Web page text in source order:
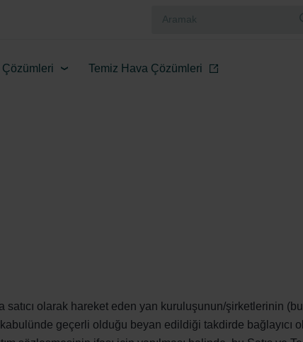
Temiz Hava Çözümleri
olarak hareket eden yan kuruluşunun/şirketlerinin
geçerli olduğu beyan edildiği takdirde bağlayıcı